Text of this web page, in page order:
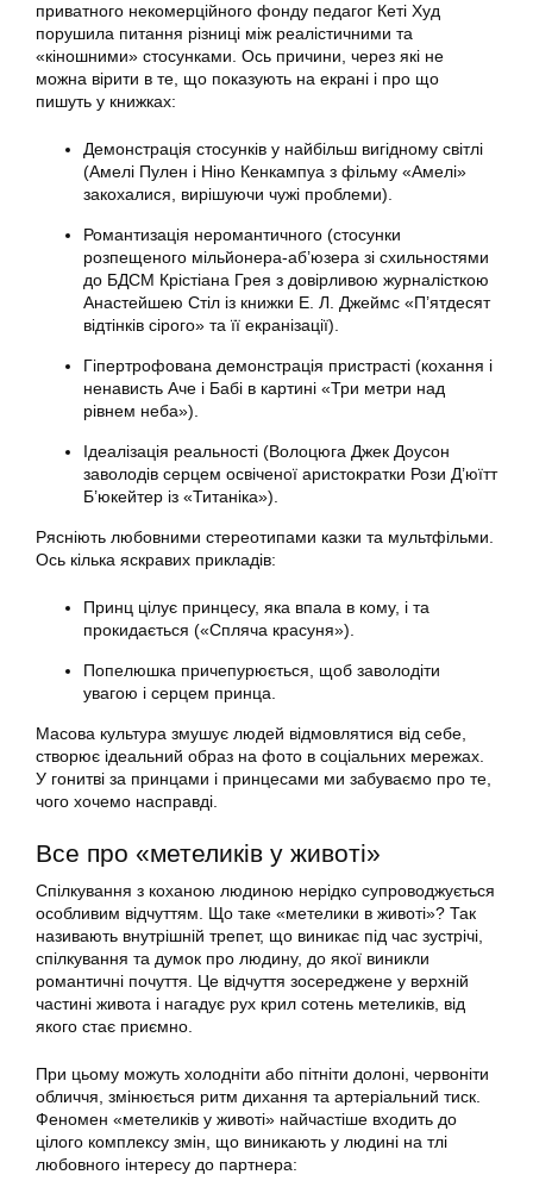
приватного некомерційного фонду педагог Кеті Худ
порушила питання різниці між реалістичними та
«кіношними» стосунками. Ось причини, через які не
можна вірити в те, що показують на екрані і про що
пишуть у книжках:
Демонстрація стосунків у найбільш вигідному світлі
(Амелі Пулен і Ніно Кенкампуа з фільму «Амелі»
закохалися, вирішуючи чужі проблеми).
Романтизація неромантичного (стосунки
розпещеного мільйонера-аб’юзера зі схильностями
до БДСМ Крістіана Грея з довірливою журналісткою
Анастейшею Стіл із книжки Е. Л. Джеймс «П’ятдесят
відтінків сірого» та її екранізації).
Гіпертрофована демонстрація пристрасті (кохання і
ненависть Аче і Бабі в картині «Три метри над
рівнем неба»).
Ідеалізація реальності (Волоцюга Джек Доусон
заволодів серцем освіченої аристократки Рози Д’юїтт
Б’юкейтер із «Титаніка»).
Рясніють любовними стереотипами казки та мультфільми.
Ось кілька яскравих прикладів:
Принц цілує принцесу, яка впала в кому, і та
прокидається («Спляча красуня»).
Попелюшка причепурюється, щоб заволодіти
увагою і серцем принца.
Масова культура змушує людей відмовлятися від себе,
створює ідеальний образ на фото в соціальних мережах.
У гонитві за принцами і принцесами ми забуваємо про те,
чого хочемо насправді.
Все про «метеликів у животі»
Спілкування з коханою людиною нерідко супроводжується
особливим відчуттям. Що таке «метелики в животі»? Так
називають внутрішній трепет, що виникає під час зустрічі,
спілкування та думок про людину, до якої виникли
романтичні почуття. Це відчуття зосереджене у верхній
частині живота і нагадує рух крил сотень метеликів, від
якого стає приємно.
При цьому можуть холодніти або пітніти долоні, червоніти
обличчя, змінюється ритм дихання та артеріальний тиск.
Феномен «метеликів у животі» найчастіше входить до
цілого комплексу змін, що виникають у людині на тлі
любовного інтересу до партнера: